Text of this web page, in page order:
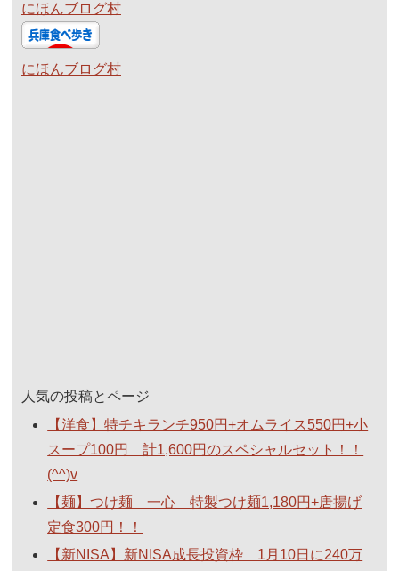
にほんブログ村
にほんブログ村
人気の投稿とページ
【洋食】特チキランチ950円+オムライス550円+小
スープ100円 計1,600円のスペシャルセット！！
(^^)v
【麺】つけ麺 一心 特製つけ麺1,180円+唐揚げ
定食300円！！
【新NISA】新NISA成長投資枠 1月10日に240万